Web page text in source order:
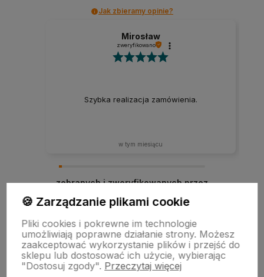
Jak zbieramy opinie?
Mirosław
zweryfikowano
Szybka realizacja zamówienia.
w tym miesiącu
zebranych i zweryfikowanych przez
🍪 Zarządzanie plikami cookie
Pliki cookies i pokrewne im technologie
umożliwiają poprawne działanie strony. Możesz
zaakceptować wykorzystanie plików i przejść do
sklepu lub dostosować ich użycie, wybierając
"Dostosuj zgody". Przeczytaj więcej